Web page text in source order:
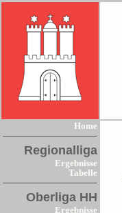
Home
Regionalliga
Ergebnisse
Tabelle
Oberliga HH
Ergebnisse